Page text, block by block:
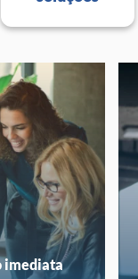
imediata